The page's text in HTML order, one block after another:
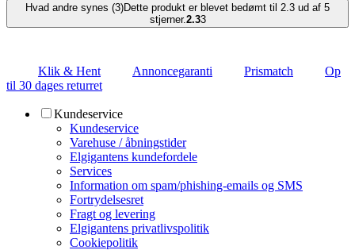
Hvad andre synes (3)Dette produkt er blevet bedømt til 2.3 ud af 5
stjerner.2.33
Klik & Hent Annoncegaranti Prismatch
Op
til 30 dages returret
Kundeservice
Kundeservice
Varehuse / åbningstider
Elgigantens kundefordele
Services
Information om spam/phishing-emails og SMS
Fortrydelsesret
Fragt og levering
Elgigantens privatlivspolitik
Cookiepolitik